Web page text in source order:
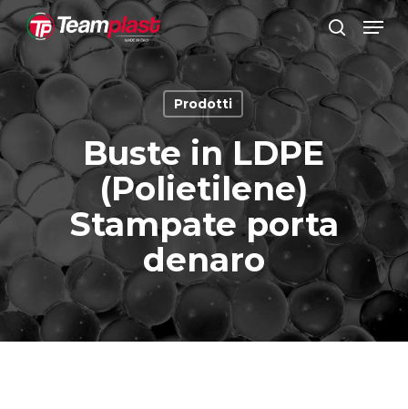
Vai
al
contenuto
principale
ricerca
Prodotti
Buste in LDPE
(Polietilene)
Stampate porta
denaro
Chiudi
menu